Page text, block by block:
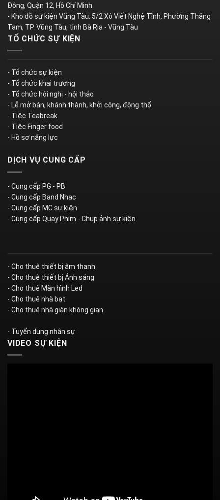
Đông, Quận 12, Hồ Chí Minh
- Kho đồ sự kiện Vũng Tàu: 5/2 Xô Viết Nghệ Tĩnh, Phường Thắng
Tam, TP. Vũng Tàu, tỉnh Bà Rịa - Vũng Tàu
TỔ CHỨC SỰ KIỆN
- Tổ chức sự kiện
- Tổ chức khai trương
- Tổ chức hội nghị - hội thảo
- Lễ mở bán, khánh thành, khởi công, động thổ
- Tiệc Teabreak
- Tiệc Finger food
- Hồ sơ năng lực
DỊCH VỤ CUNG CẤP
- Cung cấp PG - PB
- Cung cấp Band Nhạc
- Cung cấp MC sự kiện
- Cung cấp Quay Phim - Chụp ảnh sự kiện
- Cho thuê thiết bị âm thanh
- Cho thuê thiết bị Ánh sáng
- Cho thuê Màn hình Led
- Cho thuê nhà bạt
- Cho thuê nhà giàn không gian
- Tuyển dụng nhân sự
VIDEO SỰ KIỆN